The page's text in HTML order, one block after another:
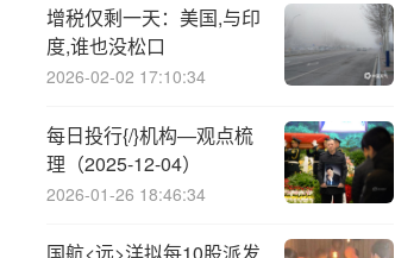
增税仅剩一天：美国,与印
度,谁也没松口
2026-02-02 17:10:34
每日投行{/}机构—观点梳
理（2025-12-04）
2026-01-26 18:46:34